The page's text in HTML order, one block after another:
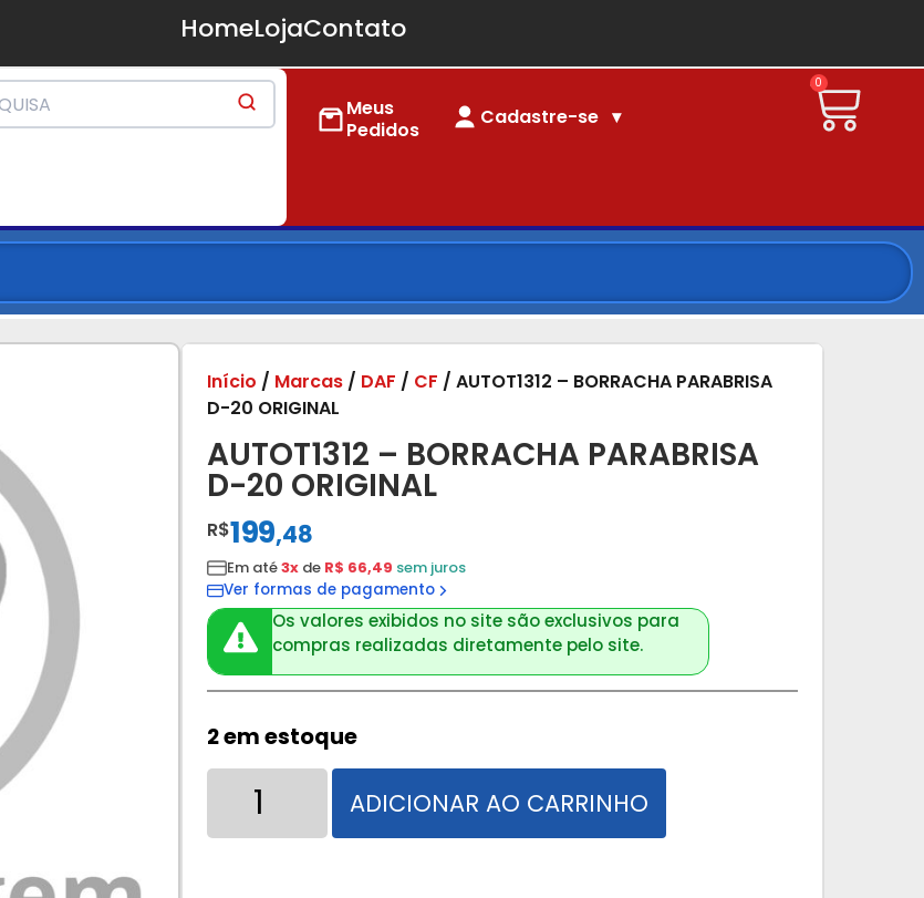
HomeLojaContato
Meus
Pedidos
Cadastre-se
0
AUTOT1312 – BORRACHA PARABRISA
D-20 ORIGINAL
Início / Marcas / DAF / CF / AUTOT1312 – BORRACHA PARABRISA
D-20 ORIGINAL
R$199,48
Em até3x de R$ 66,49 sem juros
Ver formas de pagamento
Os valores exibidos no site são exclusivos para
compras realizadas diretamente pelo site.
2 em estoque
ADICIONAR AO CARRINHO